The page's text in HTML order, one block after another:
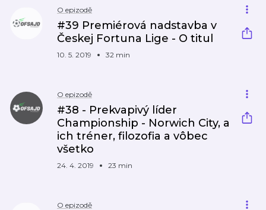
O epizodě
#39 Premiérová nadstavba v
Českej Fortuna Lige - O titul
10. 5. 2019 32 min
O epizodě
#38 - Prekvapivý líder
Championship - Norwich City, a
ich tréner, filozofia a vôbec
všetko
24. 4. 2019 23 min
O epizodě